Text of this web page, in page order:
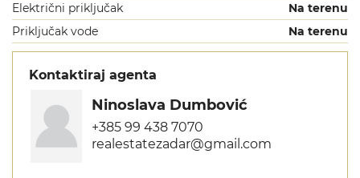
Električni priključak
Na terenu
Priključak vode
Na terenu
Kontaktiraj agenta
Ninoslava Dumbović
+385 99 438 7070
realestatezadar@gmail.com